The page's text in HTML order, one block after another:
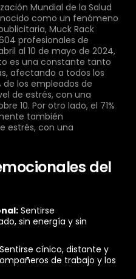
Mundial de la Salud
como un fenómeno
Muck Rack
profesionales de
al 10 de mayo de 2024,
es una constante tanto
afectando a todos los
de los empleados de
de estrés, con una
10. Por otro lado, el 71%
también
estrés, con una
del
Sentirse
sin energía y sin
Sentirse cínico, distante y
de trabajo y los